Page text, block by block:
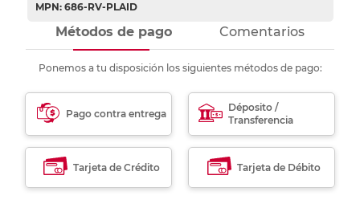
MPN: 686-RV-PLAID
Métodos de pago Comentarios
Ponemos a tu disposición los siguientes métodos de pago:
Pago contra entrega
Déposito /
Transferencia
Tarjeta de Crédito Tarjeta de Débito